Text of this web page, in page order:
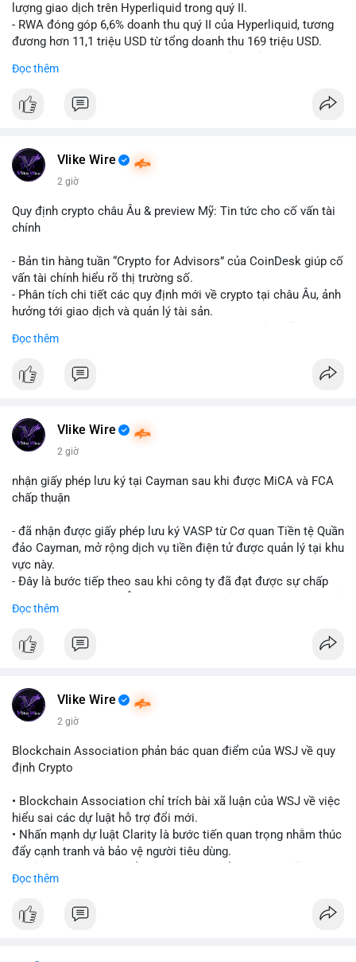
lượng giao dịch trên Hyperliquid trong quý II.
- RWA đóng góp 6,6% doanh thu quý II của Hyperliquid, tương
đương hơn 11,1 triệu USD từ tổng doanh thu 169 triệu USD.
sản hóa thực tế trên sàn giao dịch phi tập trung.
#binancesquare
#vlikevn #titanbot
📰 Nguồn: Cointelegraph
Đọc thêm
Vlike Wire
2 giờ
Quy định crypto châu Âu & preview Mỹ: Tin tức cho cố vấn tài
chính
- Bản tin hàng tuần “Crypto for Advisors” của CoinDesk giúp cố
vấn tài chính hiểu rõ thị trường số.
- Phân tích chi tiết các quy định mới về crypto tại châu Âu, ảnh
hưởng tới giao dịch và quản lý tài sản.
nhà đầu tư chuẩn bị chiến lược.
trong lĩnh vực blockchain.
$btc $eth
#vlikevn #titanbot
Đọc thêm
Vlike Wire
2 giờ
nhận giấy phép lưu ký tại Cayman sau khi được MiCA và FCA
chấp thuận
- đã nhận được giấy phép lưu ký VASP từ Cơ quan Tiền tệ Quần
đảo Cayman, mở rộng dịch vụ tiền điện tử được quản lý tại khu
vực này.
- Đây là bước tiếp theo sau khi công ty đã đạt được sự chấp
quy định toàn cầu.
một cách hợp pháp tại Cayman, thu hút thêm khách hàng tổ
tảng tiền điện tử tăng cường tuân thủ pháp lý để mở rộng hoạt
động.
#binancesquare #cryptonews #blockchain #regulation
#custody
$btc $eth
#vlikevn #titanbot
📰 Nguồn: Cointelegraph
Đọc thêm
Vlike Wire
2 giờ
Blockchain Association phản bác quan điểm của WSJ về quy
định Crypto
• Blockchain Association chỉ trích bài xã luận của WSJ về việc
hiểu sai các dự luật hỗ trợ đổi mới.
• Nhấn mạnh dự luật Clarity là bước tiến quan trọng nhằm thúc
đẩy cạnh tranh và bảo vệ người tiêu dùng.
tài sản số.
#blockchain #cryptonews
Đọc thêm